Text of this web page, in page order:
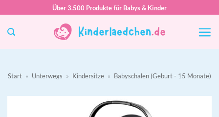
springen
Über 3.500 Produkte für Babys & Kinder
Start » Unterwegs » Kindersitze » Babyschalen (Geburt - 15 Monate)